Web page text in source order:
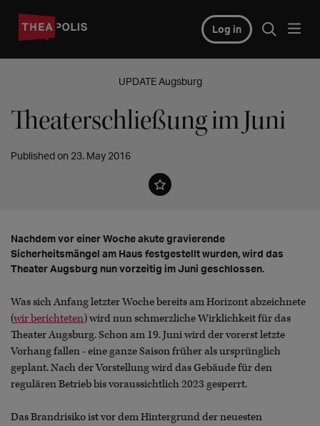
Log in
UPDATE Augsburg
Theaterschließung im Juni
Published on 23. May 2016
Nachdem vor einer Woche akute gravierende
Sicherheitsmängel am Haus festgestellt wurden, wird das
Theater Augsburg nun vorzeitig im Juni geschlossen.
Was sich Anfang letzter Woche bereits am Horizont abzeichnete
(wir berichteten) wird nun schmerzliche Wirklichkeit für das
Theater Augsburg. Schon am 19. Juni wird der vorerst letzte
Vorhang fallen - eine ganze Saison früher als ursprünglich
geplant. Nach der Vorstellung wird das Gebäude für den
regulären Betrieb bis voraussichtlich 2023 gesperrt.
Das Brandrisiko istvor dem Hintergrund der neuesten